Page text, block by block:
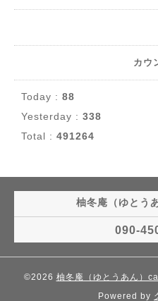
カウ
Today : 88
Yesterday : 338
Total : 491264
柚冬庵（ゆとう
090-
©2026 柚冬庵（ゆとうあん）
Powered by